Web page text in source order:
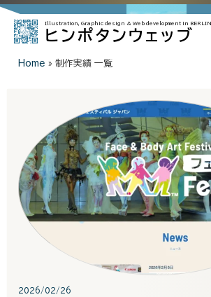
Illustration, Graphic design & Web development in BERLIN
ヒンポタンウェッブ
Home » 制作実績 一覧
2026/02/26